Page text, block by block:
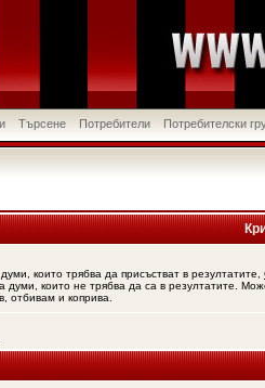
Търсене Потребители Потребителски
които трябва да присъстват в резултатите,
думи, които не трябва да са в резултатите.
отбивам и коприва.